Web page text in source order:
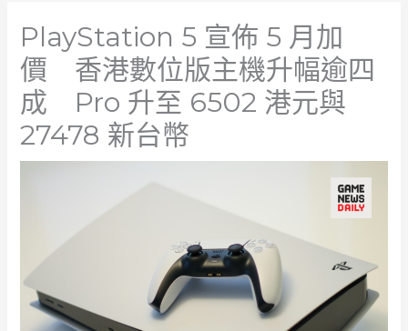
PlayStation 5 宣佈 5 月加
價 香港數位版主機升幅逾四
成 Pro 升至 6502 港元與
27478 新台幣